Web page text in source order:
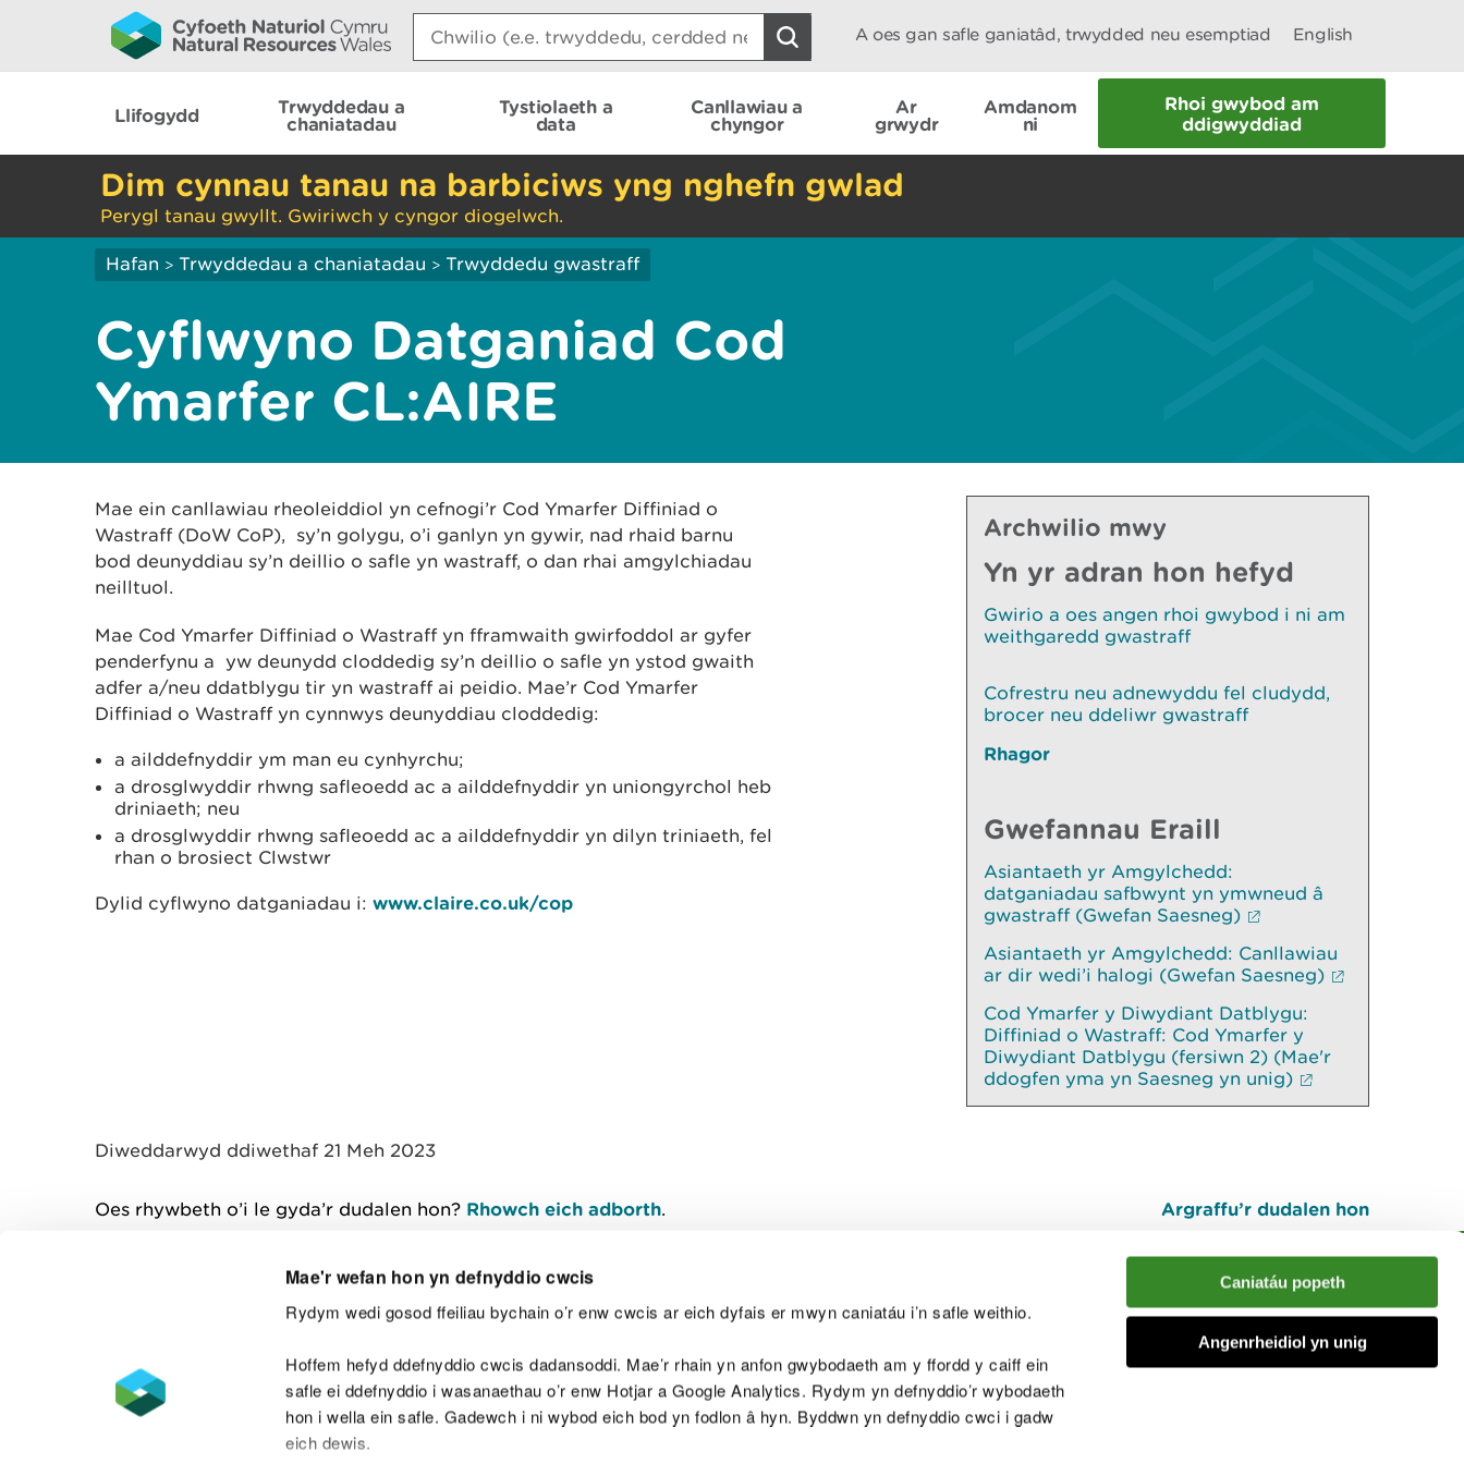
Mae'r wefan hon yn defnyddio cwcis
Rydym wedi gosod ffeiliau bychain o’r enw cwcis ar eich dyfais er mwyn caniatáu i’n safle weithio.
Hoffem hefyd ddefnyddio cwcis dadansoddi. Mae’r rhain yn anfon gwybodaeth am y ffordd y caiff ein
safle ei ddefnyddio i wasanaethau o’r enw Hotjar a Google Analytics. Rydym yn defnyddio’r wybodaeth
hon i wella ein safle. Gadewch i ni wybod eich bod yn fodlon â hyn. Byddwn yn defnyddio cwci i gadw
eich dewis.
Caniatáu popeth
Angenrheidiol yn unig
Search:
A oes gan safle ganiatâd, trwydded neu esemptiad English
Llifogydd
Trwyddedau a
chaniatadau
Tystiolaeth a
data
Canllawiau a
chyngor
Ar
grwydr
Amdanom
ni
Rhoi gwybod am
ddigwyddiad
Dim cynnau tanau na barbiciws yng nghefn gwlad
Perygl tanau gwyllt. Gwiriwch y cyngor diogelwch.
Hafan > Trwyddedau a chaniatadau > Trwyddedu gwastraff
Cyflwyno Datganiad Cod
Ymarfer CL:AIRE
Mae ein canllawiau rheoleiddiol yn cefnogi’r Cod Ymarfer Diffiniad o
Wastraff (DoW CoP), sy’n golygu, o’i ganlyn yn gywir, nad rhaid barnu
bod deunyddiau sy’n deillio o safle yn wastraff, o dan rhai amgylchiadau
neilltuol.
Mae Cod Ymarfer Diffiniad o Wastraff yn fframwaith gwirfoddol ar gyfer
penderfynu a yw deunydd cloddedig sy’n deillio o safle yn ystod gwaith
adfer a/neu ddatblygu tir yn wastraff ai peidio. Mae’r Cod Ymarfer
Diffiniad o Wastraff yn cynnwys deunyddiau cloddedig:
a ailddefnyddir ym man eu cynhyrchu;
a drosglwyddir rhwng safleoedd ac a ailddefnyddir yn uniongyrchol heb
driniaeth; neu
a drosglwyddir rhwng safleoedd ac a ailddefnyddir yn dilyn triniaeth, fel
rhan o brosiect Clwstwr
Dylid cyflwyno datganiadau i: www.claire.co.uk/cop
Archwilio mwy
Yn yr adran hon hefyd
Gwirio a oes angen rhoi gwybod i ni am
weithgaredd gwastraff
Cofrestru neu adnewyddu fel cludydd,
brocer neu ddeliwr gwastraff
Rhagor
Gwefannau Eraill
Asiantaeth yr Amgylchedd:
datganiadau safbwynt yn ymwneud â
gwastraff (Gwefan Saesneg)
Asiantaeth yr Amgylchedd: Canllawiau
ar dir wedi’i halogi (Gwefan Saesneg)
Cod Ymarfer y Diwydiant Datblygu:
Diffiniad o Wastraff: Cod Ymarfer y
Diwydiant Datblygu (fersiwn 2) (Mae'r
ddogfen yma yn Saesneg yn unig)
Diweddarwyd ddiwethaf 21 Meh 2023
Oes rhywbeth o’i le gyda’r dudalen hon? Rhowch eich adborth. Argraffu’r dudalen hon
I fyny
Datganiad hygyrchedd Safonau'r Gymraeg